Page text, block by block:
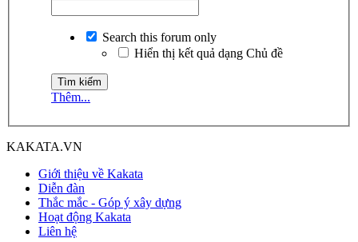
Search this forum only
Hiển thị kết quả dạng Chủ đề
Thêm...
KAKATA.VN
Giới thiệu về Kakata
Diễn đàn
Thắc mắc - Góp ý xây dựng
Hoạt động Kakata
Liên hệ